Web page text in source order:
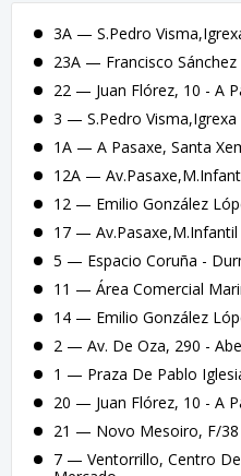
3A — S.Pedro
23A — Francisco Sánchez
22 — Juan Flórez, 10 - A
3 — S.Pedro
1A — A Pasaxe, Santa
12A —
12 — Emilio González
17 —
5 — Espacio Coruña -
11 — Área Comercial
14 — Emilio González
2 — Av. De Oza, 290 -
1 — Praza De Pablo
20 — Juan Flórez, 10 - A
21 — Novo Mesoiro, F/38
7 — Ventorrillo, Centro